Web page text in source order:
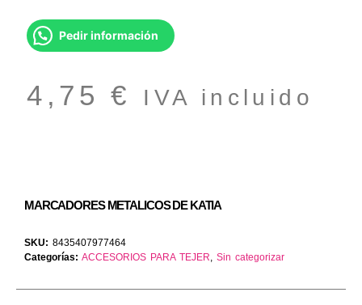
Pedir información
4,75€ IVA incluido
MARCADORES METALICOS DE KATIA
SKU: 8435407977464
Categorías: ACCESORIOS PARA TEJER Sin categorizar